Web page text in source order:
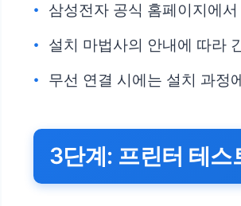
삼성전자 공식 홈페이지에
설치 마법사의 안내에 따라
무선 연결 시에는 설치 과정
3단계: 프린터 테스